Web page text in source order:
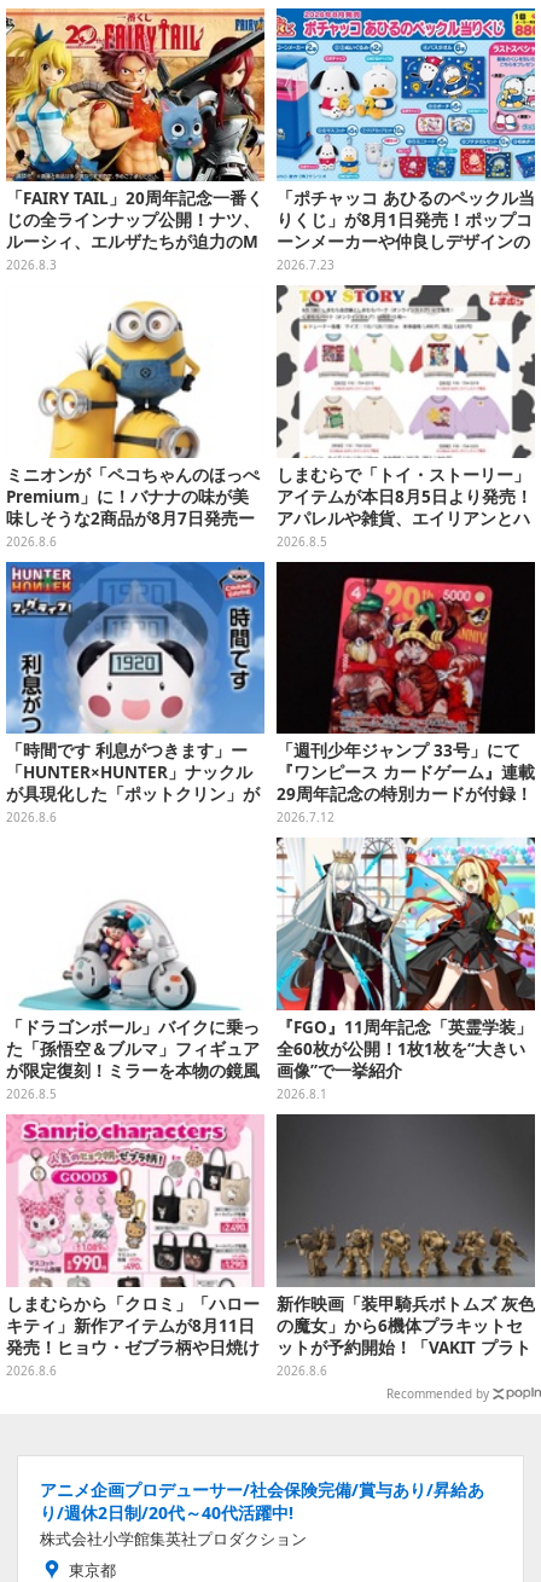
「FAIRY TAIL」20周年記念一番く
じの全ラインナップ公開！ナツ、
ルーシィ、エルザたちが迫力のM
ASTERLISEで初登場
2026.8.3
「ポチャッコ あひるのペックル当
りくじ」が8月1日発売！ポップコ
ーンメーカーや仲良しデザインの
両面クッション、日常使いできる
雑貨など
2026.7.23
ミニオンが「ペコちゃんのほっぺ
Premium」に！バナナの味が美
味しそうな2商品が8月7日発売ー
可愛いパッケージも必見
2026.8.6
しまむらで「トイ・ストーリー」
アイテムが本日8月5日より発売！
アパレルや雑貨、エイリアンとハ
ムのダイカットクッションなど盛
りだくさん
2026.8.5
「時間です 利息がつきます」ー
「HUNTER×HUNTER」ナックル
が具現化した「ポットクリン」が
貯金箱としてプライズ展開
2026.8.6
「週刊少年ジャンプ 33号」にて
『ワンピース カードゲーム』連載
29周年記念の特別カードが付録！
応募者全員サービスで“豪華版”も
手に入る
2026.7.12
「ドラゴンボール」バイクに乗っ
た「孫悟空＆ブルマ」フィギュア
が限定復刻！ミラーを本物の鏡風
や、ブルマの目元が映りこむ描写
にできるステッカーを収録
2026.8.5
『FGO』11周年記念「英霊学装」
全60枚が公開！1枚1枚を“大きい
画像”で一挙紹介
2026.8.1
しまむらから「クロミ」「ハロー
キティ」新作アイテムが8月11日
発売！ヒョウ・ゼブラ柄や日焼け
デザインの可愛い雑貨・アパレル
2026.8.6
新作映画「装甲騎兵ボトムズ 灰色
の魔女」から6機体プラキットセ
ットが予約開始！「VAKIT プラト
ーン」第1弾、各部関節可動仕様
2026.8.6
Recommended by
アニメ企画プロデューサー/社会保険完備/賞与あり/昇給あ
り/週休2日制/20代～40代活躍中!
株式会社小学館集英社プロダクション
東京都